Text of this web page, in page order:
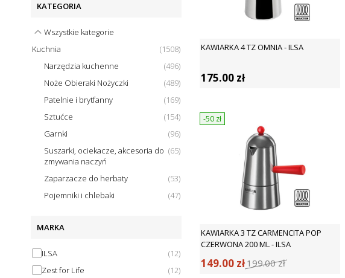
KATEGORIA
Wszystkie kategorie
Kuchnia
(1508)
Narzędzia kuchenne
(496)
Noże Obieraki Nożyczki
(489)
Patelnie i brytfanny
(169)
Sztućce
(154)
Garnki
(96)
Suszarki, ociekacze, akcesoria do
zmywania naczyń
(65)
Zaparzacze do herbaty (53)
Pojemniki i chlebaki
(47)
MARKA
ILSA (12)
Zest for Life
(12)
KAWIARKA 4 TZ OMNIA - ILSA
175.00 zł
-50 zł
KAWIARKA 3 TZ CARMENCITA POP
CZERWONA 200 ML - ILSA
149.00 zł 199.00zł